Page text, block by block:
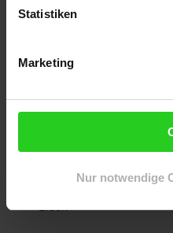
Statistiken
Marketing
Nur notwendige
Anti-Rutsch-Noppen
Aufgrund der Größe ist
Boxspringbetten geeignet
Empfohlene
hellbraun lackiert und
Eisen